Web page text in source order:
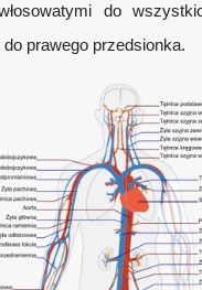
do
do prawego przedsionka.